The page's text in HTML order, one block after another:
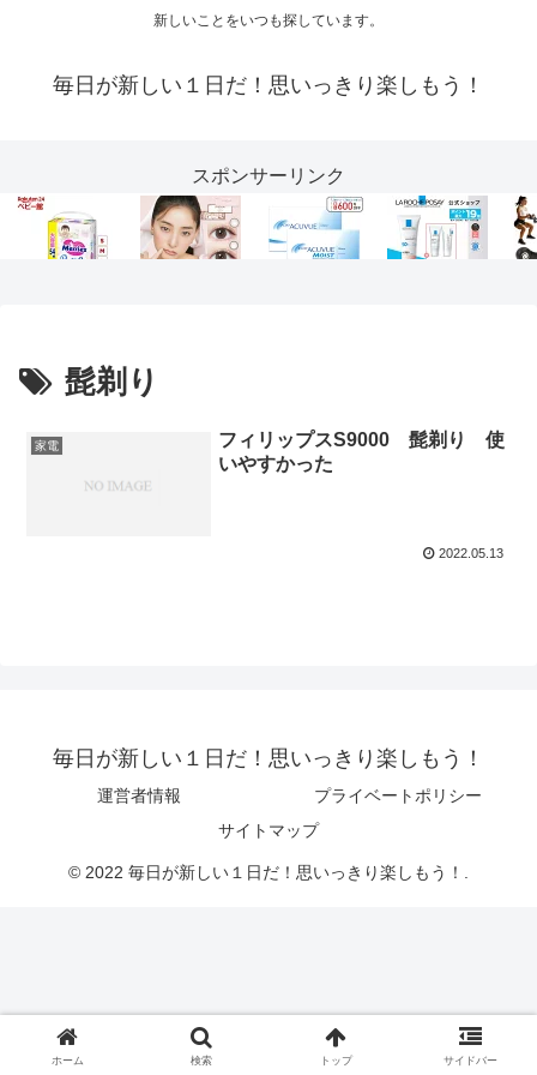
新しいことをいつも探しています。
毎日が新しい１日だ！思いっきり楽しもう！
スポンサーリンク
髭剃り
家電
フィリップスS9000 髭剃り 使
いやすかった
2022.05.13
毎日が新しい１日だ！思いっきり楽しもう！
運営者情報
プライベートポリシー
サイトマップ
© 2022 毎日が新しい１日だ！思いっきり楽しもう！.
ホーム 検索 トップ サイドバー